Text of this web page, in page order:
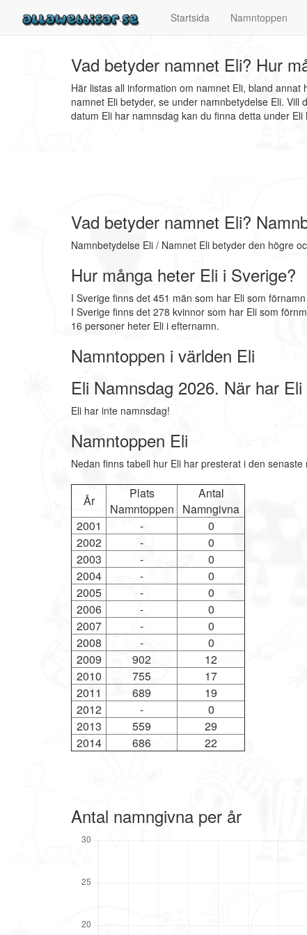
Startsida Namntoppen
Vad betyder namnet Eli? Hur
Här listas all information om namnet Eli, bland
namnet Eli betyder, se under namnbetydelse Eli.
datum Eli har namnsdag kan du finna detta under Eli
Vad betyder namnet Eli?
Namnbetydelse Eli / Namnet Eli betyder den högre
Hur många heter Eli i Sverige?
I Sverige finns det 451 män som har Eli som
I Sverige finns det 278 kvinnor som har Eli som
16 personer heter Eli i efternamn.
Namntoppen i världen Eli
Eli Namnsdag 2026. När har
Eli har inte namnsdag!
Namntoppen Eli
Nedan finns tabell hur Eli har presterat i den
År
Plats
Namntoppen
Antal
Namngivna
2001
-
0
2002
-
0
2003
-
0
2004
-
0
2005
-
0
2006
-
0
2007
-
0
2008
-
0
2009
902
12
2010
755
17
2011
689
19
2012
-
0
2013
559
29
2014
686 22
Antal namngivna per år